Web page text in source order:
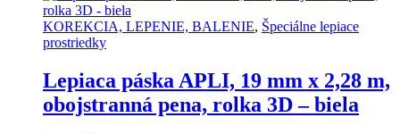
KOREKCIA, LEPENIE, BALENIE, Špeciálne lepiace
prostriedky
Lepiaca páska APLI, 19 mm x 2,28 m,
obojstranná pena, rolka 3D – biela